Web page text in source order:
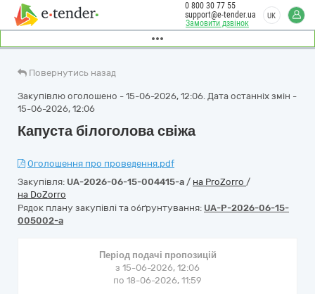
Замовити дзвінок
0 800 30 77 55
support@e-tender.ua
UK
Повернутись назад
Закупівлю оголошено - 15-06-2026, 12:06. Дата останніх змін -
15-06-2026, 12:06
Капуста білоголова свіжа
Оголошення про проведення.pdf
Закупівля: UA-2026-06-15-004415-a / на ProZorro /
на DoZorro
Рядок плану закупівлі та обґрунтування: UA-P-2026-06-15-
005002-a
Період подачі пропозицій
з 15-06-2026, 12:06
по 18-06-2026, 11:59